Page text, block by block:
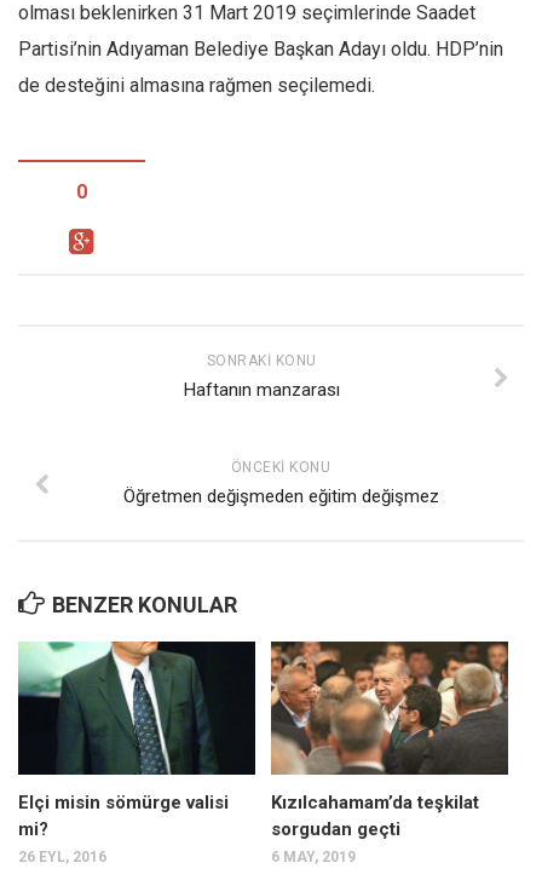
olması beklenirken 31 Mart 2019 seçimlerinde Saadet
Partisi’nin Adıyaman Belediye Başkan Adayı oldu. HDP’nin
de desteğini almasına rağmen seçilemedi.
0
SONRAKI KONU
Haftanın manzarası
ÖNCEKI KONU
Öğretmen değişmeden eğitim değişmez
BENZER KONULAR
Elçi misin sömürge valisi
mi?
26 EYL, 2016
Kızılcahamam’da teşkilat
sorgudan geçti
6 MAY, 2019